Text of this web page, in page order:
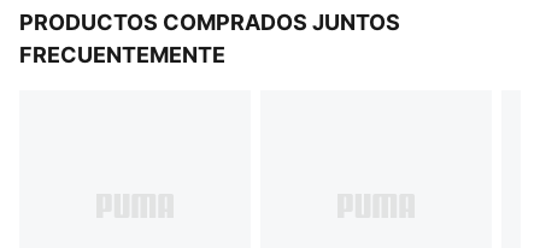
PRODUCTOS COMPRADOS JUNTOS
FRECUENTEMENTE